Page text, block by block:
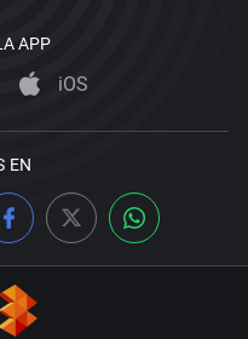
APP
iOS
EN